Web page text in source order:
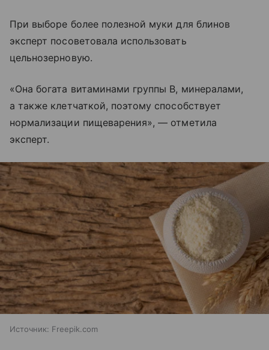
При выборе более полезной муки для блинов
эксперт посоветовала использовать
цельнозерновую.
«Она богата витаминами группы В, минералами,
а также клетчаткой, поэтому способствует
нормализации пищеварения», — отметила
эксперт.
Источник: Freepik.com